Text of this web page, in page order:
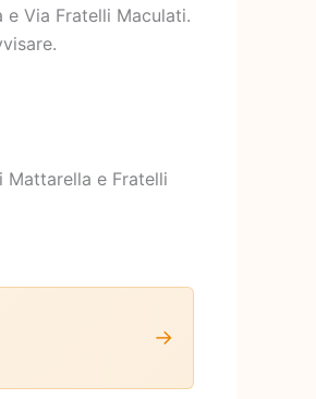
e Via Fratelli Maculati.
Mattarella e Fratelli
→